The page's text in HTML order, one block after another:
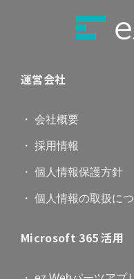
運営会社
・ 会社概要
・ 採用情報
・ 個人情報保護方針
・ 個人情報の取扱に
Microsoft 365 活用